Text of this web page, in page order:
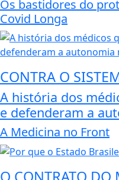
Os bastidores do
Covid Longa
CONTRA O
A história dos
e defenderam a
A Medicina no Front